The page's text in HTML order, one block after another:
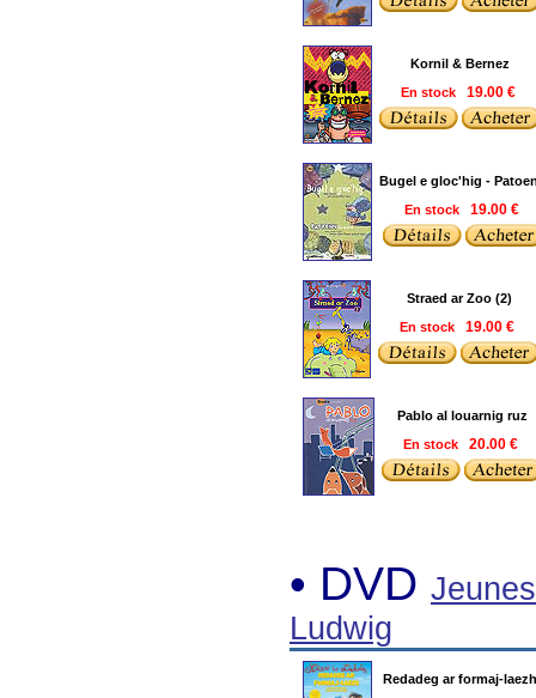
Kornil & Bernez
En stock
19.00 €
Bugel e gloc'hig -
En stock
19.00 €
Straed ar Zoo (2)
En stock
19.00 €
Pablo al louarnig ruz
En stock
20.00 €
• DVD
Ludwig
Redadeg ar formaj-laezh